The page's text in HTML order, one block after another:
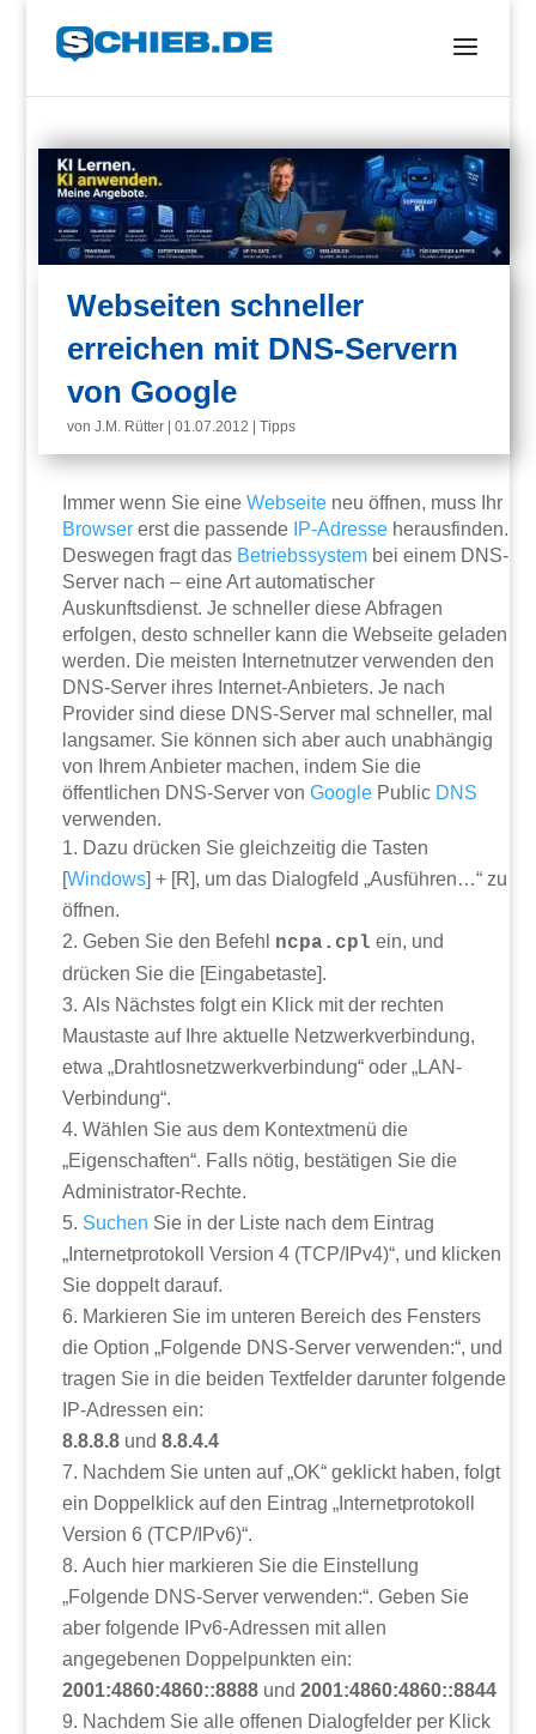
Webseiten schneller
erreichen mit DNS-Servern
von Google
vonJ.M. Rütter |01.07.2012 |Tipps
Immer wenn Sie eineWebseite neu öffnen, muss Ihr
Browser erst die passende IP-Adresse herausfinden.
Deswegen fragt das Betriebssystem bei einem DNS-
Server nach – eine Art automatischer
Auskunftsdienst. Je schneller diese Abfragen
erfolgen, desto schneller kann die Webseite geladen
werden. Die meisten Internetnutzer verwenden den
DNS-Server ihres Internet-Anbieters. Je nach
Provider sind diese DNS-Server mal schneller, mal
langsamer. Sie können sich aber auch unabhängig
von Ihrem Anbieter machen, indem Sie die
öffentlichen DNS-Server vonGoogle Public DNS
verwenden.
Dazu drücken Sie gleichzeitig die Tasten
[Windows ] + [R], um das Dialogfeld „Ausführen…“ zu
öffnen.
Geben Sie den Befehl ncpa.cpl ein, und
drücken Sie die [Eingabetaste].
Als Nächstes folgt ein Klick mit der rechten
Maustaste auf Ihre aktuelle Netzwerkverbindung,
etwa „Drahtlosnetzwerkverbindung“ oder „LAN-
Verbindung“.
Wählen Sie aus dem Kontextmenü die
„Eigenschaften“. Falls nötig, bestätigen Sie die
Administrator-Rechte.
Suchen Sie in der Liste nach dem Eintrag
„Internetprotokoll Version 4 (TCP/IPv4)“, und klicken
Sie doppelt darauf.
Markieren Sie im unteren Bereich des Fensters
die Option „Folgende DNS-Server verwenden:“, und
tragen Sie in die beiden Textfelder darunter folgende
IP-Adressen ein:
8.8.8.8 und8.8.4.4
Nachdem Sie unten auf „OK“ geklickt haben, folgt
ein Doppelklick auf den Eintrag „Internetprotokoll
Version 6 (TCP/IPv6)“.
Auch hier markieren Sie die Einstellung
„Folgende DNS-Server verwenden:“. Geben Sie
aber folgende IPv6-Adressen mit allen
angegebenen Doppelpunkten ein:
2001:4860:4860::8888 und2001:4860:4860::8844
Nachdem Sie alle offenen Dialogfelder per Klick